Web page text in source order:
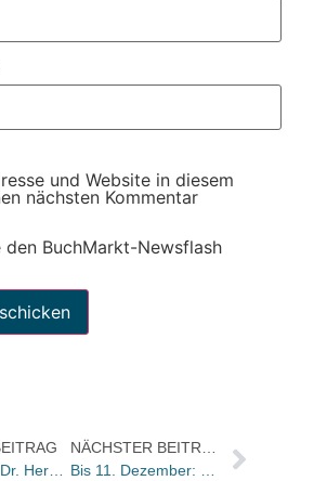
und Website in diesem
nächsten Kommentar
BuchMarkt-Newsflash
WBG: Prof. Dr. Hermann Parzinger neu im Vorstand / Prof. Dr. Michael Borgolte ins Kuratorium des Wilhelm-Weischedel-Fonds berufen